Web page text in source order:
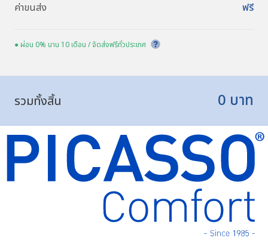
ค่าขนส่ง
ฟรี
● ผ่อน 0% นาน 10 เดือน / จัดส่งฟรีทั่วประเทศ
รวมทั้งสิ้น 0 บาท